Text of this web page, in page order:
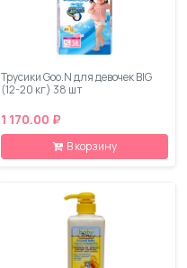
Трусики Goo.N для девочек BIG
(12-20 кг) 38 шт
1 170.00 ₽
В корзину